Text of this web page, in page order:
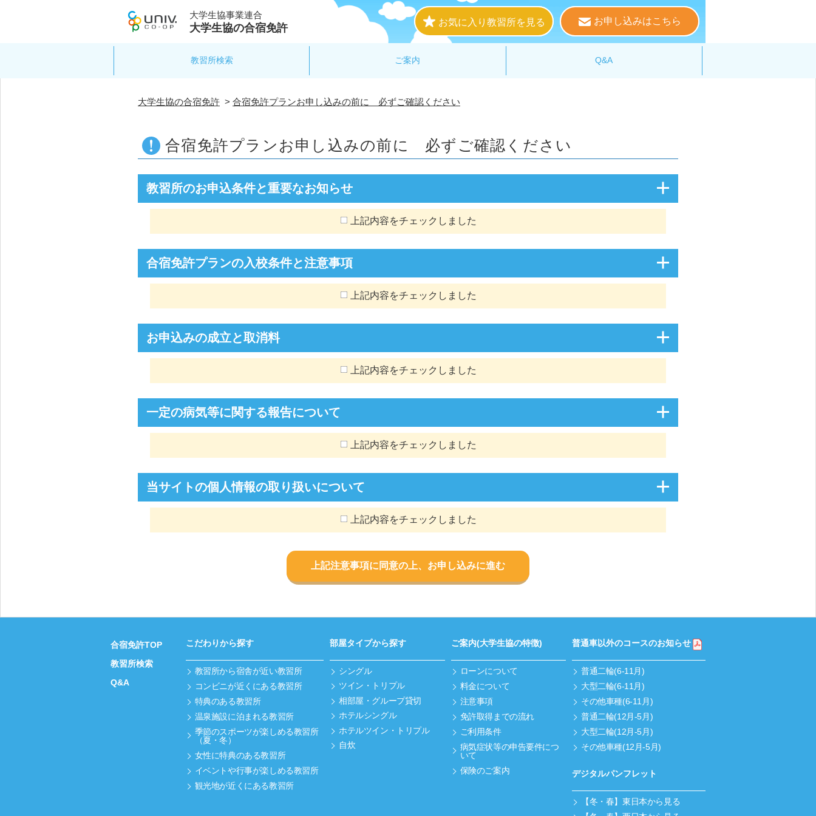
大学生協事業連合
大学生協の合宿免許 お気に入り教習所を見る お申し込みはこちら
教習所検索 ご案内 Q&A
大学生協の合宿免許 > 合宿免許プランお申し込みの前に 必ずご確認ください
合宿免許プランお申し込みの前に 必ずご確認ください
教習所のお申込条件と重要なお知らせ
上記内容をチェックしました
合宿免許プランの入校条件と注意事項
上記内容をチェックしました
お申込みの成立と取消料
上記内容をチェックしました
一定の病気等に関する報告について
上記内容をチェックしました
当サイトの個人情報の取り扱いについて
上記内容をチェックしました
上記注意事項に同意の上、お申し込みに進む
合宿免許TOP
教習所検索
Q&A
こだわりから探す
教習所から宿舎が近い教習所
コンビニが近くにある教習所
特典のある教習所
温泉施設に泊まれる教習所
季節のスポーツが楽しめる教習所
（夏・冬）
女性に特典のある教習所
イベントや行事が楽しめる教習所
観光地が近くにある教習所
部屋タイプから探す
シングル
ツイン・トリプル
相部屋・グループ貸切
ホテルシングル
ホテルツイン・トリプル
自炊
ご案内(大学生協の特徴)
ローンについて
料金について
注意事項
免許取得までの流れ
ご利用条件
病気症状等の申告要件につ
いて
保険のご案内
普通車以外のコースのお知らせ
普通二輪(6-11月)
大型二輪(6-11月)
その他車種(6-11月)
普通二輪(12月-5月)
大型二輪(12月-5月)
その他車種(12月-5月)
デジタルパンフレット
【冬・春】東日本から見る